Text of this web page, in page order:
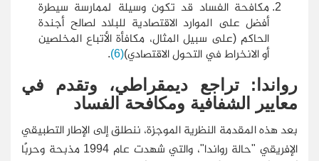
مكافحة الفساد قد تكون وسيلة لممارسة سيطرة
أفضل على الموارد الاقتصادية للبلاد لصالح أجندة
الحاكم (على سبيل المثال، مكافأة الأتباع المخلصين
أو الانخراط في التحول الاقتصادي)(6)
.
رواندا: تراجع ديمقراطي، وتقدم في
معايير الشفافية ومكافحة الفساد
بعد هذه المقدمة النظرية الموجزة، ننطلق إلى الإطار التطبيقي
الإفريقي "حالة رواندا"، والتي شهدت عام 1994 مذبحة وحربًا